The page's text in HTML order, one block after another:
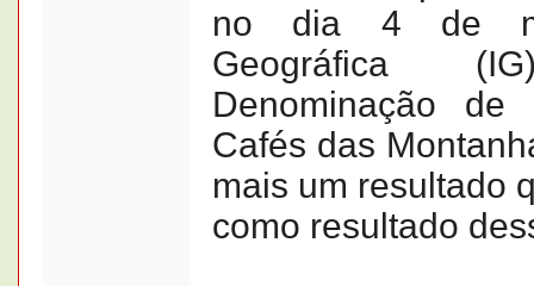
no dia 4 de
Geográfica
Denominação
Cafés das
mais um resultado
como resultado